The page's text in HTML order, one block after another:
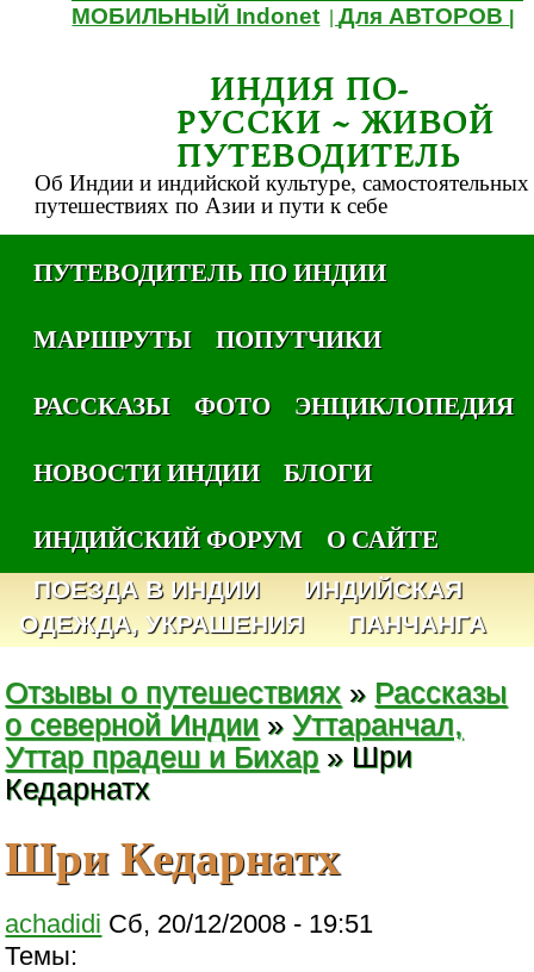
МОБИЛЬНЫЙ Indonet |Для АВТОРОВ
ИНДИЯ ПО-
РУССКИ ~ ЖИВОЙ
ПУТЕВОДИТЕЛЬ
Об Индии и индийской культуре, самостоятельных
путешествиях по Азии и пути к себе
ПУТЕВОДИТЕЛЬ ПО ИНДИИ
МАРШРУТЫ
ПОПУТЧИКИ
РАССКАЗЫ
ФОТО
ЭНЦИКЛОПЕДИЯ
НОВОСТИ ИНДИИ
БЛОГИ
ИНДИЙСКИЙ ФОРУМ
О САЙТЕ
ПОЕЗДА В ИНДИИ
ИНДИЙСКАЯ
ОДЕЖДА, УКРАШЕНИЯ
ПАНЧАНГА
Отзывы о путешествиях » Рассказы
о северной Индии » Уттаранчал,
Уттар прадеш и Бихар » Шри
Кедарнатх
Шри Кедарнатх
achadidi Сб, 20/12/2008 - 19:51
Темы: